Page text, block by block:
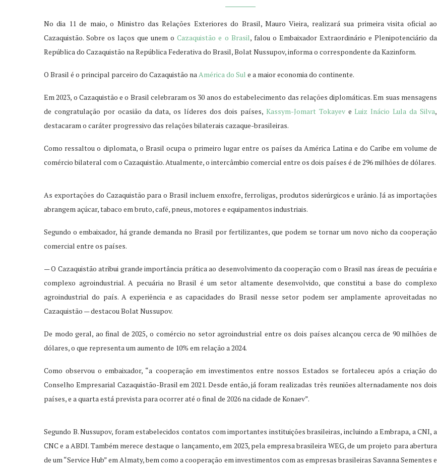
No dia 11 de maio, o Ministro das Relações Exteriores do Brasil, Mauro Vieira, realizará sua primeira visita oficial ao
Cazaquistão. Sobre os laços que unem oCazaquistão e o Brasil, falou o Embaixador Extraordinário e Plenipotenciário da
República do Cazaquistão na República Federativa do Brasil, Bolat Nussupov, informa o correspondente da Kazinform.
O Brasil é o principal parceiro do Cazaquistão naAmérica do Sul e a maior economia do continente.
Em 2023, o Cazaquistão e o Brasil celebraram os 30 anos do estabelecimento das relações diplomáticas. Em suas mensagens
de congratulação por ocasião da data, os líderes dos dois países, Kassym-Jomart TokayeveLuiz Inácio Lula da Silva,
destacaram o caráter progressivo das relações bilaterais cazaque-brasileiras.
Como ressaltou o diplomata, o Brasil ocupa o primeiro lugar entre os países da América Latina e do Caribe em volume de
comércio bilateral com o Cazaquistão. Atualmente, o intercâmbio comercial entre os dois países é de 296 milhões de dólares.
As exportações do Cazaquistão para o Brasil incluem enxofre, ferroligas, produtos siderúrgicos e urânio. Já as importações
abrangem açúcar, tabaco em bruto, café, pneus, motores e equipamentos industriais.
Segundo o embaixador, há grande demanda no Brasil por fertilizantes, que podem se tornar um novo nicho da cooperação
comercial entre os países.
— O Cazaquistão atribui grande importância prática ao desenvolvimento da cooperação com o Brasil nas áreas de pecuária e
complexo agroindustrial. A pecuária no Brasil é um setor altamente desenvolvido, que constitui a base do complexo
agroindustrial do país. A experiência e as capacidades do Brasil nesse setor podem ser amplamente aproveitadas no
Cazaquistão — destacou Bolat Nussupov.
De modo geral, ao final de 2025, o comércio no setor agroindustrial entre os dois países alcançou cerca de 90 milhões de
dólares, o que representa um aumento de 10% em relação a 2024.
Como observou o embaixador, “a cooperação em investimentos entre nossos Estados se fortaleceu após a criação do
Conselho Empresarial Cazaquistão-Brasil em 2021. Desde então, já foram realizadas três reuniões alternadamente nos dois
países, e a quarta está prevista para ocorrer até o final de 2026 na cidade de Konaev”.
Segundo B. Nussupov, foram estabelecidos contatos com importantes instituições brasileiras, incluindo a Embrapa, a CNI, a
CNC e a ABDI. Também merece destaque o lançamento, em 2023, pela empresa brasileira WEG, de um projeto para abertura
de um “Service Hub” em Almaty, bem como a cooperação em investimentos com as empresas brasileiras Savanna Sementes e